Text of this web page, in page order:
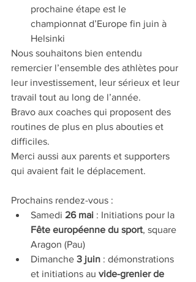
prochaine étape est le
championnat d’Europe fin juin à
Helsinki
Nous souhaitons bien entendu
remercier l’ensemble des athlètes pour
leur investissement, leur sérieux et leur
travail tout au long de l’année.
Bravo aux coaches qui proposent des
routines de plus en plus abouties et
difficiles.
Merci aussi aux parents et supporters
qui avaient fait le déplacement.
Prochains rendez-vous :
Samedi 26 mai : Initiations pour la
Fête européenne du sport, square
Aragon (Pau)
Dimanche 3 juin : démonstrations
et initiations au vide-grenier de